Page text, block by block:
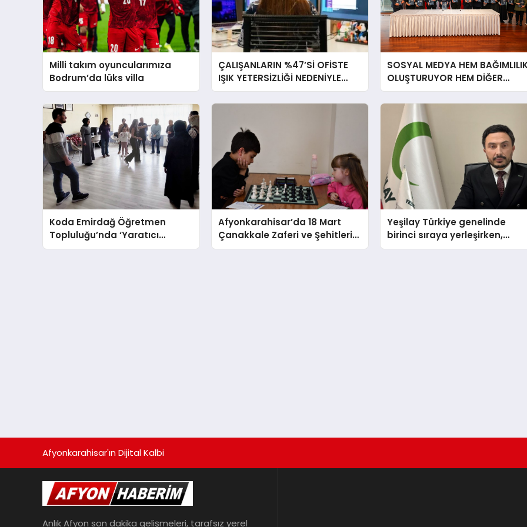
Milli takım oyuncularımıza
Bodrum’da lüks villa
ÇALIŞANLARIN %47’Sİ OFİSTE
IŞIK YETERSİZLİĞİ NEDENİYLE
YORGUN HİSSEDİYOR
SOSYAL MEDYA HEM
OLUŞTURUYOR HEM DİĞER
BAĞIMLILIKLARA ZEMİN
HAZIRLIYOR”
Koda Emirdağ Öğretmen
Topluluğu’nda ‘Yaratıcı
Drama’ eğitimi gerçekleştirildi.
Afyonkarahisar’da 18 Mart
Çanakkale Zaferi ve Şehitleri
Anma Günü Satranç
Yeşilay Türkiye genelinde
birinci sıraya yerleşirken,
yürütülen faaliyetlerle de
Afyonkarahisar'ın Dijital Kalbi
Anlık Afyon son dakika gelişmeleri, tarafsız yerel